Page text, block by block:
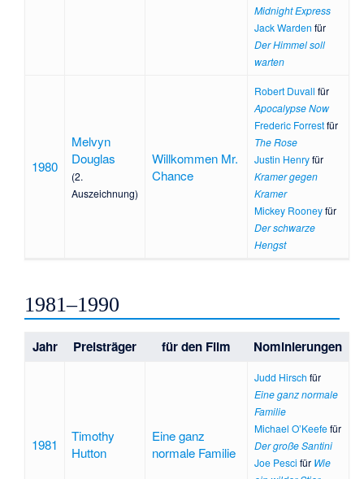
Midnight Express
Jack Warden für
Der Himmel soll
warten
1980
Melvyn
Douglas
(2.
Auszeichnung)
Willkommen Mr.
Chance
Robert Duvall für
Apocalypse Now
Frederic Forrestfür
The Rose
Justin Henryfür
Kramer gegen
Kramer
Mickey Rooneyfür
Der schwarze
Hengst
1981–1990
Jahr Preisträger für den Film Nominierungen
1981
Timothy
Hutton
Eine ganz
normale Familie
Judd Hirsch für
Eine ganz normale
Familie
Michael O’Keefefür
Der große Santini
Joe Pesci für Wie